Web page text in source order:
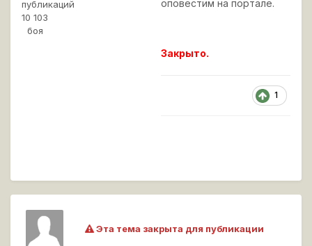
публикаций
10 103
боя
оповестим на портале.
Закрыто.
1
Эта тема закрыта для публикации